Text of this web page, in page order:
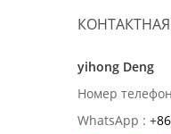
yihong Deng
Номер
WhatsApp : +